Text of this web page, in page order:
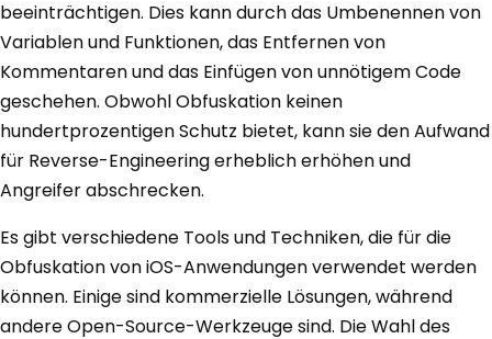
beeinträchtigen. Dies kann durch das Umbenennen von
Variablen und Funktionen, das Entfernen von
Kommentaren und das Einfügen von unnötigem Code
geschehen. Obwohl Obfuskation keinen
hundertprozentigen Schutz bietet, kann sie den Aufwand
für Reverse-Engineering erheblich erhöhen und
Angreifer abschrecken.
Es gibt verschiedene Tools und Techniken, die für die
Obfuskation von iOS-Anwendungen verwendet werden
können. Einige sind kommerzielle Lösungen, während
andere Open-Source-Werkzeuge sind. Die Wahl des